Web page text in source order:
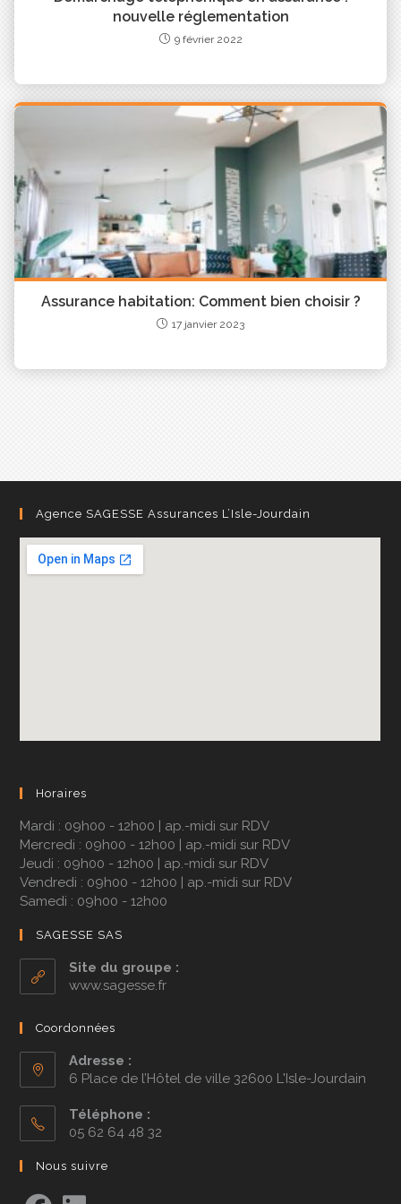
Assurances pour une expérience de souscription
agréable et sans tracas.
nouvelle réglementation
9 février 2022
Assurance habitation: Comment bien choisir ?
17 janvier 2023
Agence SAGESSE Assurances L’Isle-Jourdain
Horaires
Mardi : 09h00 - 12h00 | ap.-midi sur RDV
Mercredi : 09h00 - 12h00 | ap.-midi sur RDV
Jeudi : 09h00 - 12h00 | ap.-midi sur RDV
Vendredi : 09h00 - 12h00 | ap.-midi sur RDV
Samedi : 09h00 - 12h00
SAGESSE SAS
Site du groupe :
www.sagesse.fr
Coordonnées
Adresse :
6 Place de l’Hôtel de ville 32600 L'Isle-Jourdain
Téléphone :
05 62 64 48 32
Nous suivre